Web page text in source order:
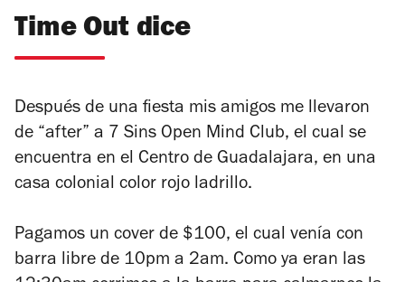
Time Out dice
Después de una fiesta mis amigos me llevaron
de “after” a 7 Sins Open Mind Club, el cual se
encuentra en el Centro de Guadalajara, en una
casa colonial color rojo ladrillo.
Pagamos un cover de $100, el cual venía con
barra libre de 10pm a 2am. Como ya eran las